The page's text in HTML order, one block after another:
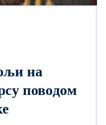
на
поводом